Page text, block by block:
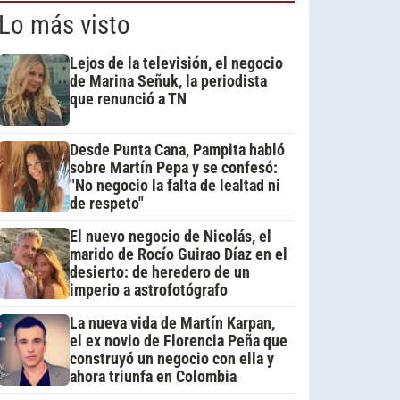
más visto
Lejos de la televisión, el negocio
de Marina Señuk, la periodista
que renunció a TN
Desde Punta Cana, Pampita habló
sobre Martín Pepa y se confesó:
"No negocio la falta de lealtad ni
de respeto"
El nuevo negocio de Nicolás, el
marido de Rocío Guirao Díaz en el
desierto: de heredero de un
imperio a astrofotógrafo
La nueva vida de Martín Karpan,
el ex novio de Florencia Peña que
construyó un negocio con ella y
ahora triunfa en Colombia